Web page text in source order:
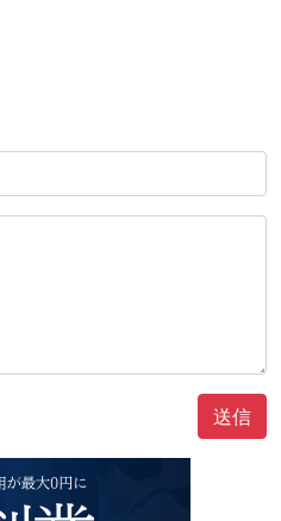
送信